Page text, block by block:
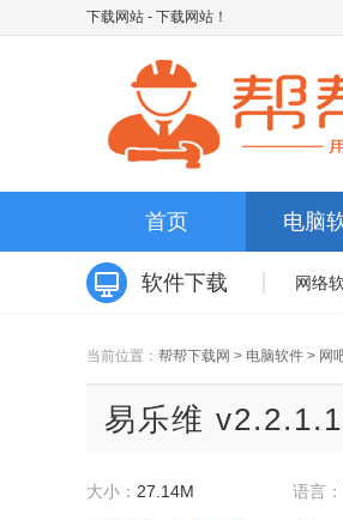
下载网站 - 下载网站！
首页 电脑
软件下载 网络
当前位置： 帮帮下载网 > 电脑软件 > 网
易乐维
大小： 27.14M 语言：